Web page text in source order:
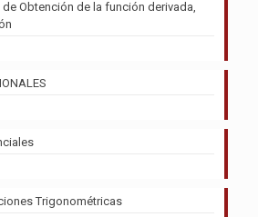
Obtención de la función derivada,
Trigonométricas